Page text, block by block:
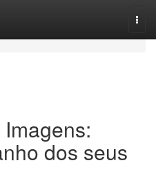
dos seus